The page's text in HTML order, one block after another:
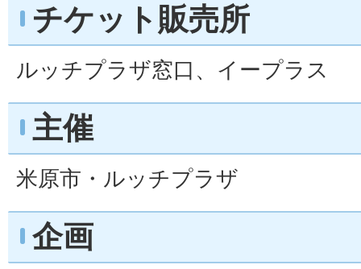
チケット販売所
ルッチプラザ窓口、イープラス
主催
米原市・ルッチプラザ
企画